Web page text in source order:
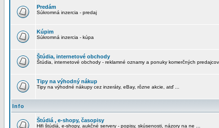
Predám
Súkromná inzercia - predaj
Kúpim
Súkromná inzercia - kúpa
Štúdia, internetové obchody
Štúdia, internetové obchody - reklamné oznamy a ponuky komerčných predajcov
Tipy na výhodný nákup
Tipy na výhodné nákupy cez inzeráty, eBay, rôzne akcie, atď ...
Info
Štúdiá , e-shopy, časopisy
Hifi štúdiá, e-shopy, aukčné servery - popisy, skúsenosti, názory na ne ...